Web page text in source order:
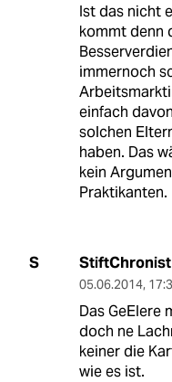
Ist das nicht
kommt denn
immernoch
einfach
solchen
haben. Das
kein
Praktikanten.
S StiftChronist
05.06.2014,
Das GeEIere
doch ne
keiner die
wie es ist.